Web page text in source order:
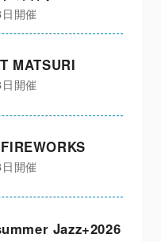
開催
MATSURI
開催
開催
Jazz+2026